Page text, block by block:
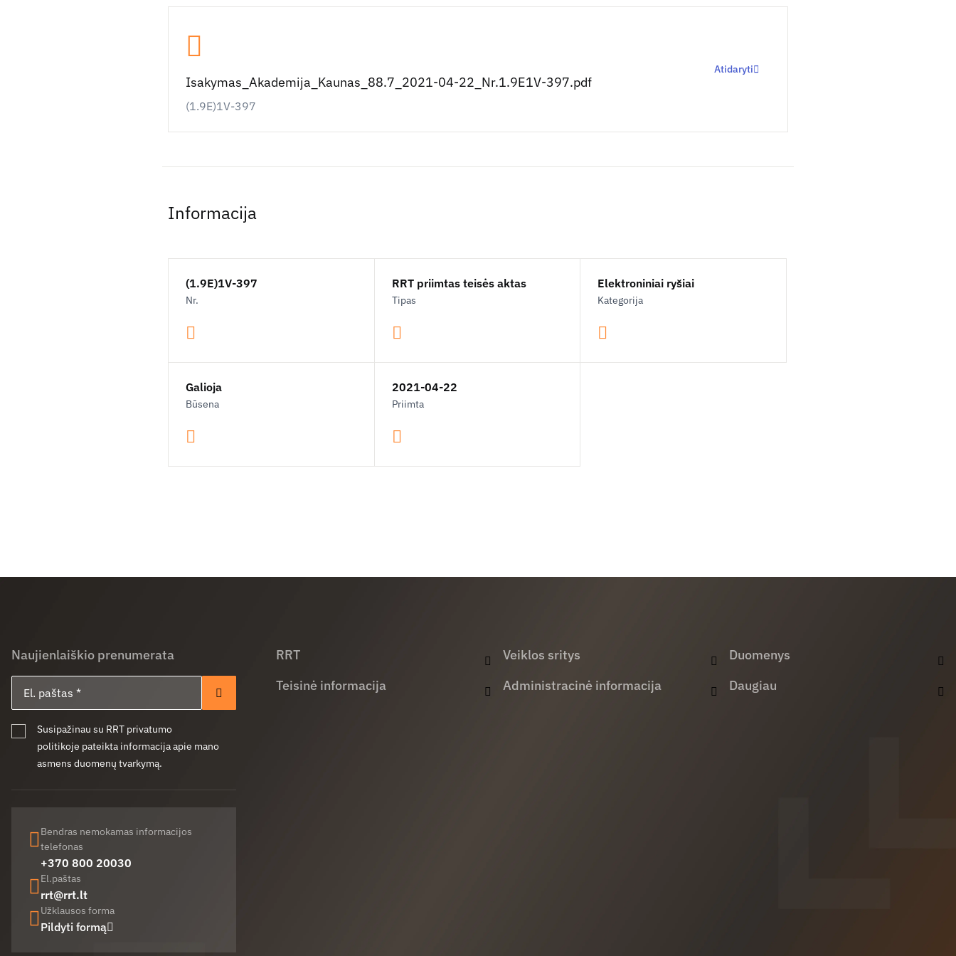
Isakymas_Akademija_Kaunas_88.7_2021-04-22_Nr.1.9E1V-397.pdf
(1.9E)1V-397
Atidaryti
Informacija
(1.9E)1V-397
Nr.
RRT priimtas teisės aktas
Tipas
Elektroniniai ryšiai
Kategorija
Galioja
Būsena
2021-04-22
Priimta
Naujienlaiškio prenumerata
Prenumeruoti
Susipažinau su RRT privatumo
politikoje pateikta informacija apie mano
asmens duomenų tvarkymą.
Bendras nemokamas informacijos
telefonas
+370 800 20030
El.paštas
rrt@rrt.lt
Užklausos forma
Pildyti formą
RRT
Teisinė informacija
Veiklos sritys
Administracinė informacija
Duomenys
Daugiau